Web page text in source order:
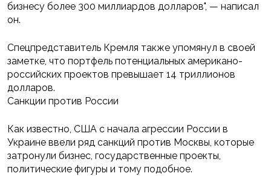
бизнесу более 300 миллиардов долларов", — написал
он.
Спецпредставитель Кремля также упомянул в своей
заметке, что портфель потенциальных американо-
российских проектов превышает 14 триллионов
долларов.
Санкции против России
Как известно, США с начала агрессии России в
Украине ввели ряд санкций против Москвы, которые
затронули бизнес, государственные проекты,
политические фигуры и тому подобное.